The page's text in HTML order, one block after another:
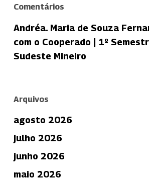
Comentários
Andréa. Maria de Souza
com o Cooperado | 1º
Sudeste Mineiro
Arquivos
agosto 2026
julho 2026
junho 2026
maio 2026